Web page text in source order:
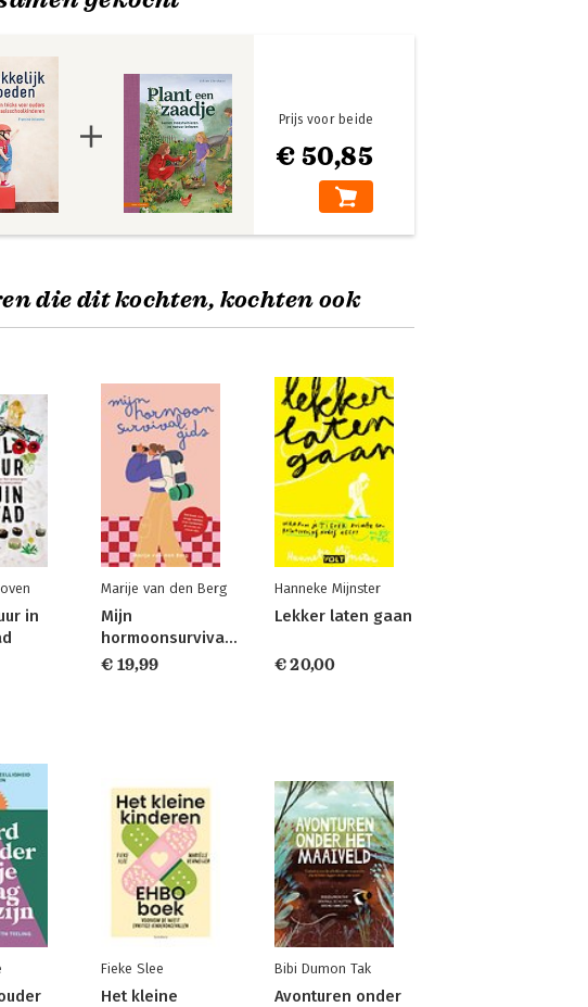
€ 50,85
Prijs voor beide
die dit kochten, kochten ook
in
Marije van den Berg
Mijn
hormoonsurvivalgids
€ 19,99
Hanneke Mijnster
Lekker laten gaan
€ 20,00
Fieke Slee
Het kleine
Bibi Dumon Tak
Avonturen onder